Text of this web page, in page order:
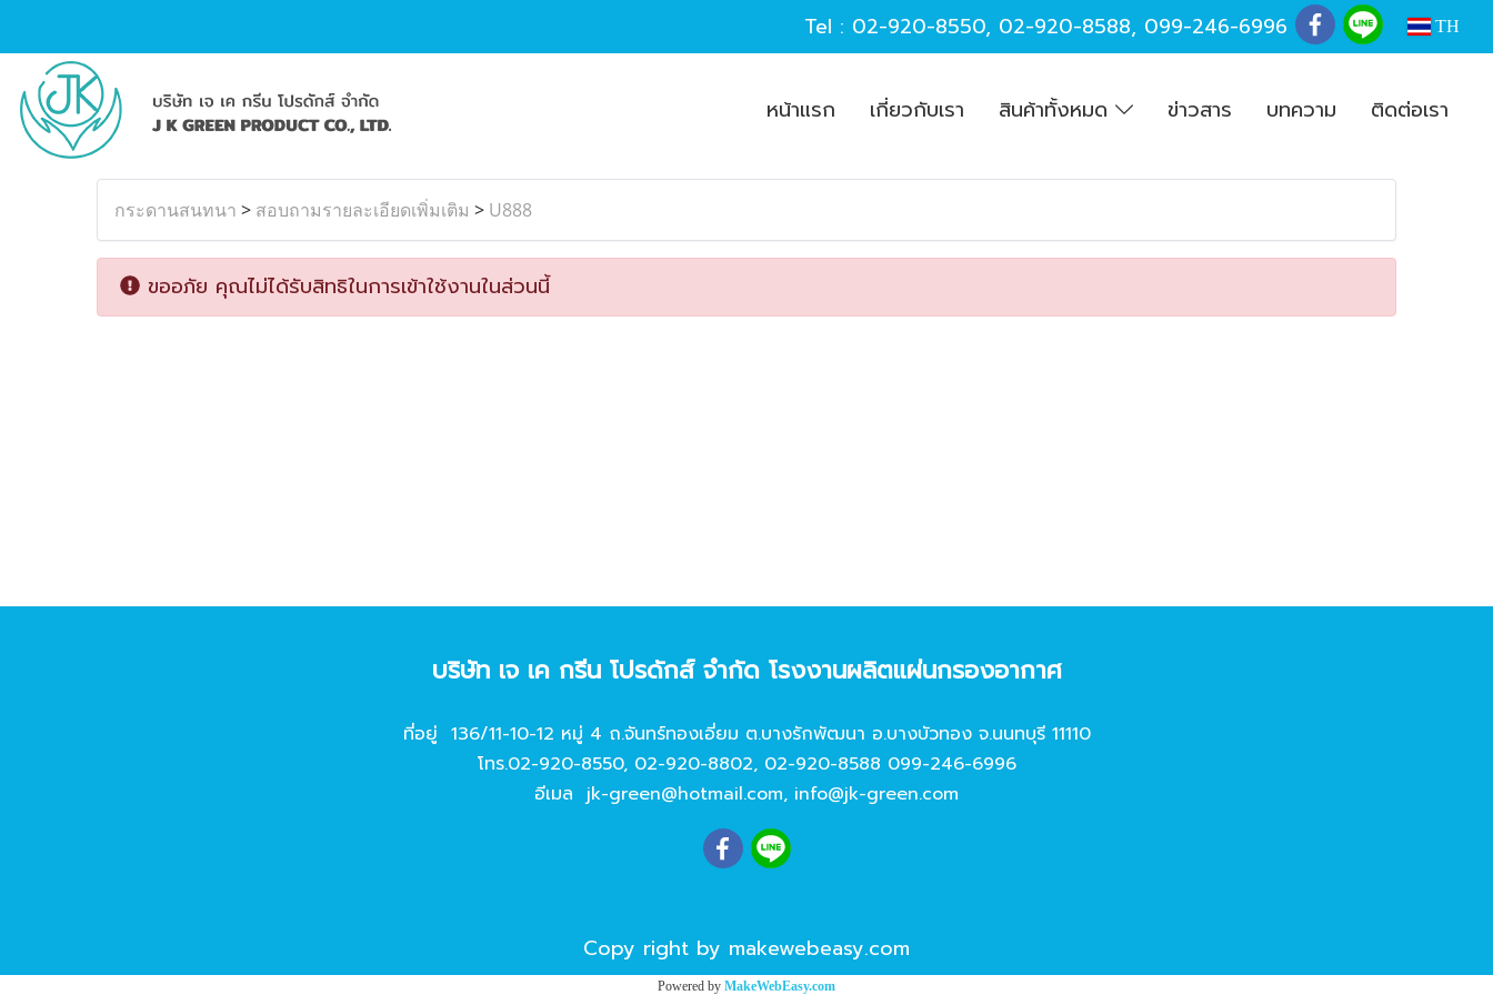
Tel : 02-920-8550, 02-920-8588, 099-246-6996 TH
หน้าแรก เกี่ยวกับเรา สินค้าทั้งหมด ข่าวสาร บทความ ติดต่อเรา
กระดานสนทนา > สอบถามรายละเอียดเพิ่มเติม > U888
ขออภัย คุณไม่ได้รับสิทธิในการเข้าใช้งานในส่วนนี้
บริษัท เจ เค กรีน โปรดักส์ จํากัด โรงงานผลิตแผ่นกรองอากาศ
ที่อยู่ 136/11-10-12 หมู่ 4 ถ.จันทร์ทองเอี่ยม ต.บางรักพัฒนา อ.บางบัวทอง จ.นนทบุรี 11110
โทร.02-920-8550, 02-920-8802, 02-920-8588 099-246-6996
อีเมล jk-green@hotmail.com, info@jk-green.com
Copy right by makewebeasy.com
Powered by MakeWebEasy.com